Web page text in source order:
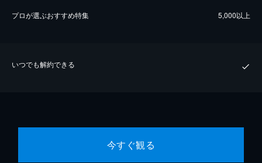
プロが選ぶおすすめ特集 5,000以上
いつでも解約できる
今すぐ観る